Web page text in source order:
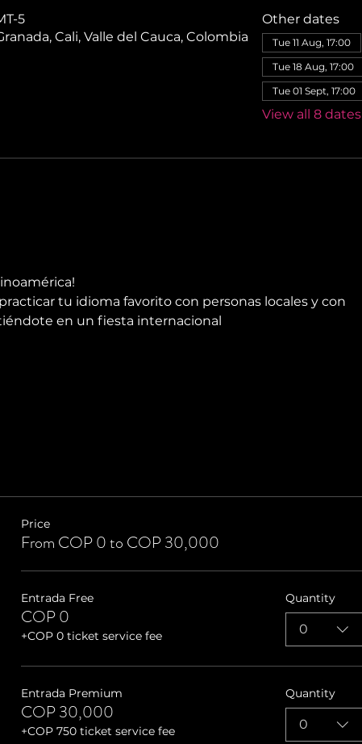
5
Cali, Valle del Cauca, Colombia
Other dates
Tue 11 Aug, 17:00
Tue 18 Aug, 17:00
Tue 01 Sept, 17:00
View all 8 dates
tu idioma favorito con personas locales y con
en un fiesta internacional
Price
From COP 0 to COP 30,000
Entrada Free
COP 0
+COP 0 ticket service fee
Quantity
0
Entrada Premium
COP 30,000
+COP 750 ticket service fee
Quantity
0